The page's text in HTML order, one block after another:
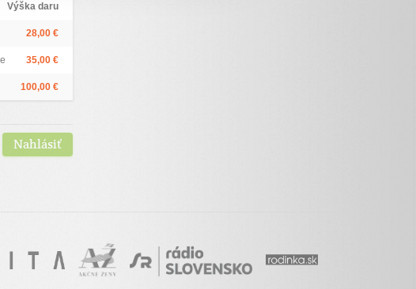
Výška daru
28,00 €
35,00 €
100,00 €
Nahlásiť